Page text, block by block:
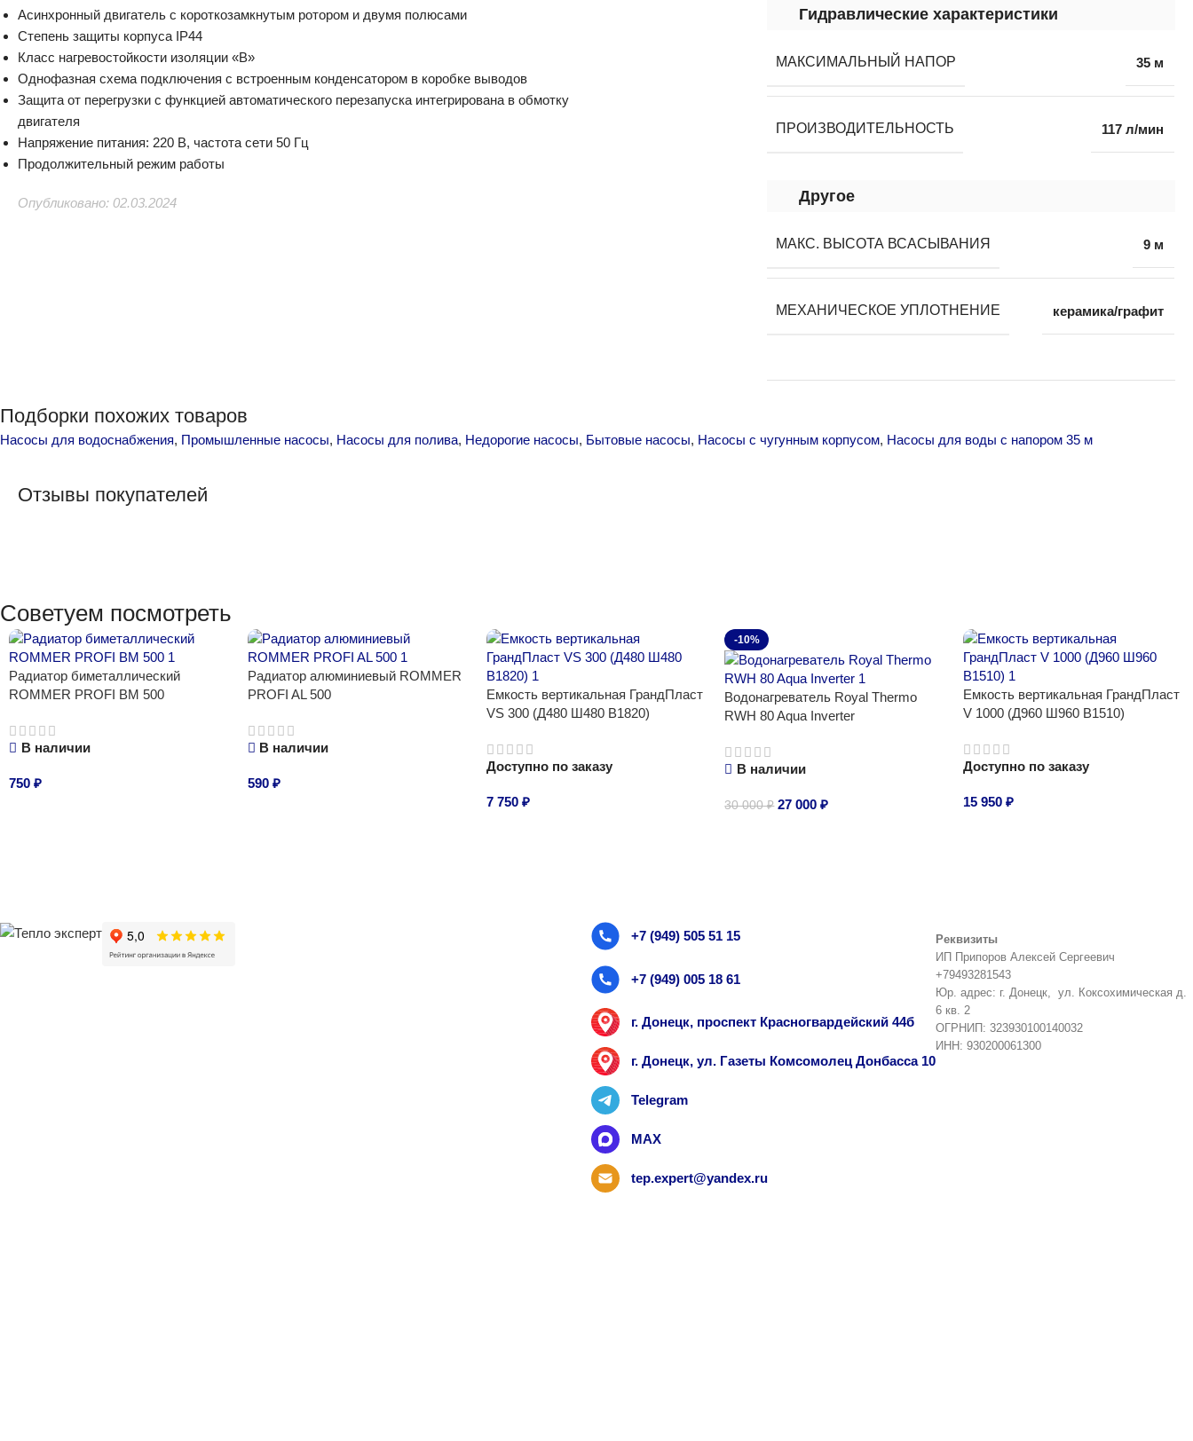
Асинхронный двигатель с короткозамкнутым ротором и двумя полюсами
Степень защиты корпуса IP44
Класс нагревостойкости изоляции «В»
Однофазная схема подключения с встроенным конденсатором в коробке выводов
Защита от перегрузки с функцией автоматического перезапуска интегрирована в обмотку
двигателя
Напряжение питания: 220 В, частота сети 50 Гц
Продолжительный режим работы
Опубликовано: 02.03.2024
Гидравлические характеристики
МАКСИМАЛЬНЫЙ НАПОР 35 м
ПРОИЗВОДИТЕЛЬНОСТЬ 117 л/мин
Другое
МАКС. ВЫСОТА ВСАСЫВАНИЯ 9 м
МЕХАНИЧЕСКОЕ УПЛОТНЕНИЕ керамика/графит
Подборки похожих товаров
Насосы для водоснабжения, Промышленные насосы, Насосы для полива, Недорогие насосы, Бытовые насосы, Насосы с чугунным корпусом, Насосы для воды с напором 35 м
Отзывы покупателей
Советуем посмотреть
Радиатор биметаллический
ROMMER PROFI BM 500
В наличии
750 ₽
Радиатор алюминиевый ROMMER
PROFI AL 500
В наличии
590 ₽
Емкость вертикальная ГрандПласт
VS 300 (Д480 Ш480 В1820)
Доступно по заказу
7 750 ₽
-10%
Водонагреватель Royal Thermo
RWH 80 Aqua Inverter
В наличии
30 000₽ 27 000₽
Емкость вертикальная ГрандПласт
V 1000 (Д960 Ш960 В1510)
Доступно по заказу
15 950₽
+7 (949) 505 51 15
+7 (949) 005 18 61
г. Донецк, проспект Красногвардейский 44б
г. Донецк, ул. Газеты Комсомолец Донбасса 10
Telegram
MAX
tep.expert@yandex.ru
Реквизиты
ИП Припоров Алексей Сергеевич
+79493281543
Юр. адрес: г. Донецк, ул. Коксохимическая д.
6 кв. 2
ОГРНИП: 323930100140032
ИНН: 930200061300